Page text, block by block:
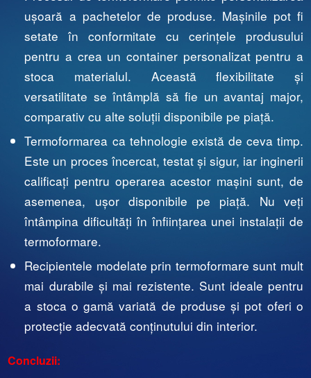
ușoară a pachetelor de produse. Mașinile pot fi
setate în conformitate cu cerințele produsului
pentru a crea un container personalizat pentru a
stoca materialul. Această flexibilitate și
versatilitate se întâmplă să fie un avantaj major,
comparativ cu alte soluții disponibile pe piață.
Termoformarea ca tehnologie există de ceva timp.
Este un proces încercat, testat și sigur, iar inginerii
calificați pentru operarea acestor mașini sunt, de
asemenea, ușor disponibile pe piață. Nu veți
întâmpina dificultăți în înființarea unei instalații de
termoformare.
Recipientele modelate prin termoformare sunt mult
mai durabile și mai rezistente. Sunt ideale pentru
a stoca o gamă variată de produse și pot oferi o
protecție adecvată conținutului din interior.
Concluzii: